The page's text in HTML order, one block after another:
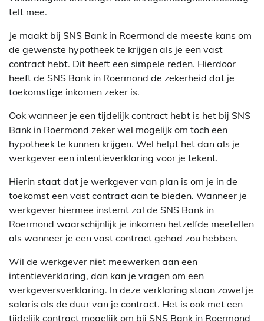
telt mee.
Je maakt bij SNS Bank in Roermond de meeste kans om
de gewenste hypotheek te krijgen als je een vast
contract hebt. Dit heeft een simpele reden. Hierdoor
heeft de SNS Bank in Roermond de zekerheid dat je
toekomstige inkomen zeker is.
Ook wanneer je een tijdelijk contract hebt is het bij SNS
Bank in Roermond zeker wel mogelijk om toch een
hypotheek te kunnen krijgen. Wel helpt het dan als je
werkgever een intentieverklaring voor je tekent.
Hierin staat dat je werkgever van plan is om je in de
toekomst een vast contract aan te bieden. Wanneer je
werkgever hiermee instemt zal de SNS Bank in
Roermond waarschijnlijk je inkomen hetzelfde meetellen
als wanneer je een vast contract gehad zou hebben.
Wil de werkgever niet meewerken aan een
intentieverklaring, dan kan je vragen om een
werkgeversverklaring. In deze verklaring staan zowel je
salaris als de duur van je contract. Het is ook met een
tijdelijk contract mogelijk om bij SNS Bank in Roermond